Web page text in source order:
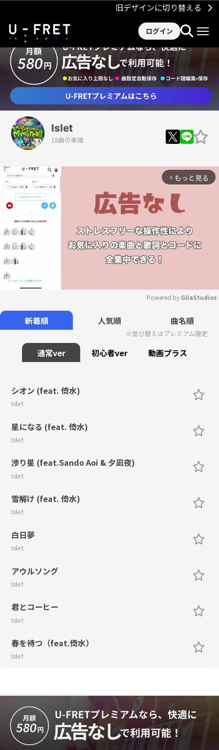
旧デザインに切り替える
ログイン
Islet
18曲の楽譜
arrow_forward_ios もっと見る
Mute
Powered by GliaStudios
新着順 人気順 曲名順
※並び替えはプレミアム限定
通常ver 初心者ver 動画プラス
シオン (feat. 倚水)
Islet
星になる (feat. 倚水)
Islet
渉り星 (feat.Sando Aoi & 夕凪夜)
Islet
雪解け (feat. 倚水)
Islet
白日夢
Islet
アウルソング
Islet
君とコーヒー
Islet
春を待つ（feat.倚水）
Islet